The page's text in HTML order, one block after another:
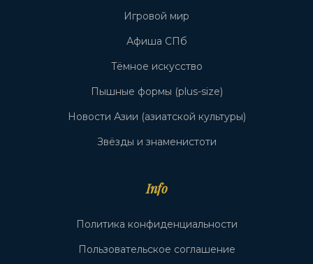
Игровой мир
Афиша СПб
Тёмное искусство
Пышные формы (plus-size)
Новости Азии (азиатской культуры)
Звёзды и знаменистоти
Info
Политика конфиденциальности
Пользовательское соглашение